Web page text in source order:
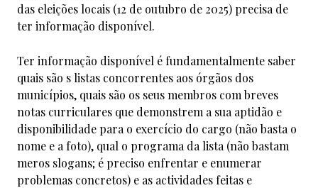
das eleições locais (12 de outubro de 2025) precisa de
ter informação disponível.
Ter informação disponível é fundamentalmente saber
quais são s listas concorrentes aos órgãos dos
municípios, quais são os seus membros com breves
notas curriculares que demonstrem a sua aptidão e
disponibilidade para o exercício do cargo (não basta o
nome e a foto), qual o programa da lista (não bastam
meros slogans; é preciso enfrentar e enumerar
problemas concretos) e as actividades feitas e